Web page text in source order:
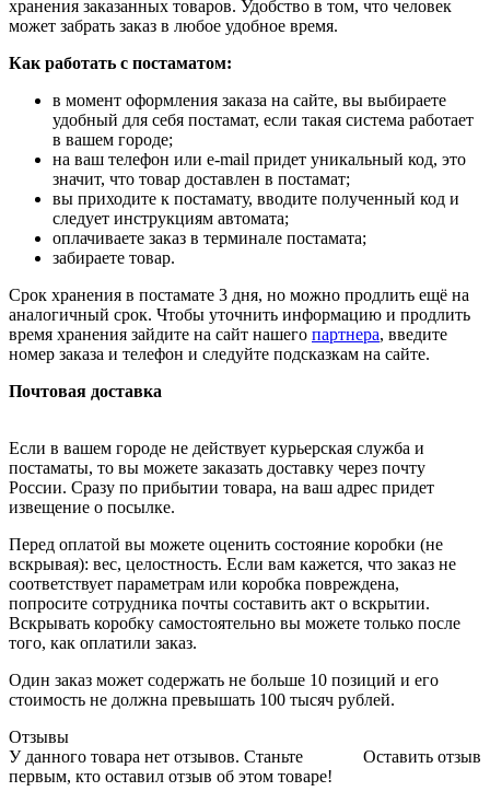
хранения заказанных товаров. Удобство в том, что человек
может забрать заказ в любое удобное время.
Как работать с постаматом:
в момент оформления заказа на сайте, вы выбираете
удобный для себя постамат, если такая система работает
в вашем городе;
на ваш телефон или e-mail придет уникальный код, это
значит, что товар доставлен в постамат;
вы приходите к постамату, вводите полученный код и
следует инструкциям автомата;
оплачиваете заказ в терминале постамата;
забираете товар.
Срок хранения в постамате 3 дня, но можно продлить ещё на
аналогичный срок. Чтобы уточнить информацию и продлить
время хранения зайдите на сайт нашего партнера, введите
номер заказа и телефон и следуйте подсказкам на сайте.
Почтовая доставка
Если в вашем городе не действует курьерская служба и
постаматы, то вы можете заказать доставку через почту
России. Сразу по прибытии товара, на ваш адрес придет
извещение о посылке.
Перед оплатой вы можете оценить состояние коробки (не
вскрывая): вес, целостность. Если вам кажется, что заказ не
соответствует параметрам или коробка повреждена,
попросите сотрудника почты составить акт о вскрытии.
Вскрывать коробку самостоятельно вы можете только после
того, как оплатили заказ.
Один заказ может содержать не больше 10 позиций и его
стоимость не должна превышать 100 тысяч рублей.
Отзывы
Оставить отзыв
У данного товара нет отзывов. Станьте
первым, кто оставил отзыв об этом товаре!